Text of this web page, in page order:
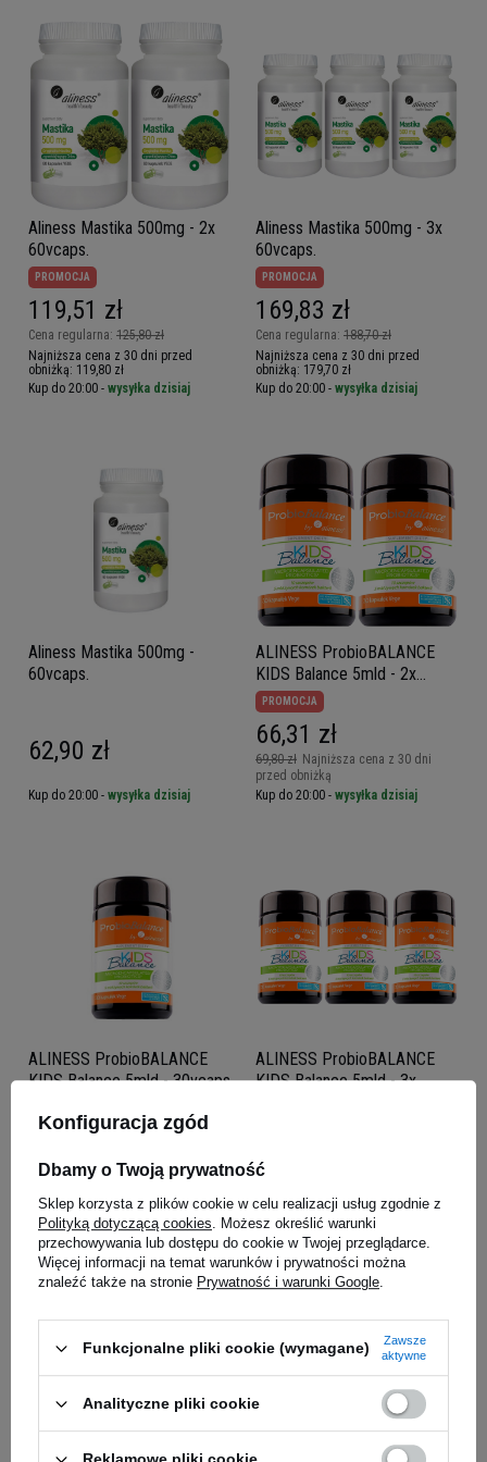
Aliness Mastika 500mg - 2x
60vcaps.
PROMOCJA
Cena regularna: 125,80 zł
119,51 zł
Najniższa cena z 30 dni przed
obniżką: 119,80 zł
Kup do 20:00 - wysyłka dzisiaj
Aliness Mastika 500mg - 3x
60vcaps.
PROMOCJA
Cena regularna: 188,70 zł
169,83 zł
Najniższa cena z 30 dni przed
obniżką: 179,70 zł
Kup do 20:00 - wysyłka dzisiaj
Aliness Mastika 500mg -
60vcaps.
62,90 zł
Kup do 20:00 - wysyłka dzisiaj
ALINESS ProbioBALANCE
KIDS Balance 5mld - 2x
30vcaps
PROMOCJA
69,80 zł Najniższa cena z 30 dni
przed obniżką
66,31 zł
Kup do 20:00 - wysyłka dzisiaj
ALINESS ProbioBALANCE
KIDS Balance 5mld - 30vcaps
34,90 zł
Kup do 20:00 -wysyłka dzisiaj
ALINESS ProbioBALANCE
KIDS Balance 5mld - 3x
104,70 zł
Kup do 20:00 -wysyłka dzisiaj
Konfiguracja zgód
Dbamy o Twoją prywatność
Sklep korzysta z plików cookie w celu realizacji usług zgodnie z
Polityką dotyczącą cookies. Możesz określić warunki
przechowywania lub dostępu do cookie w Twojej przeglądarce.
Więcej informacji na temat warunków i prywatności można
znaleźć także na stronie Prywatność i warunki Google.
Funkcjonalne pliki cookie (wymagane)
Zawsze
aktywne
Analityczne pliki cookie